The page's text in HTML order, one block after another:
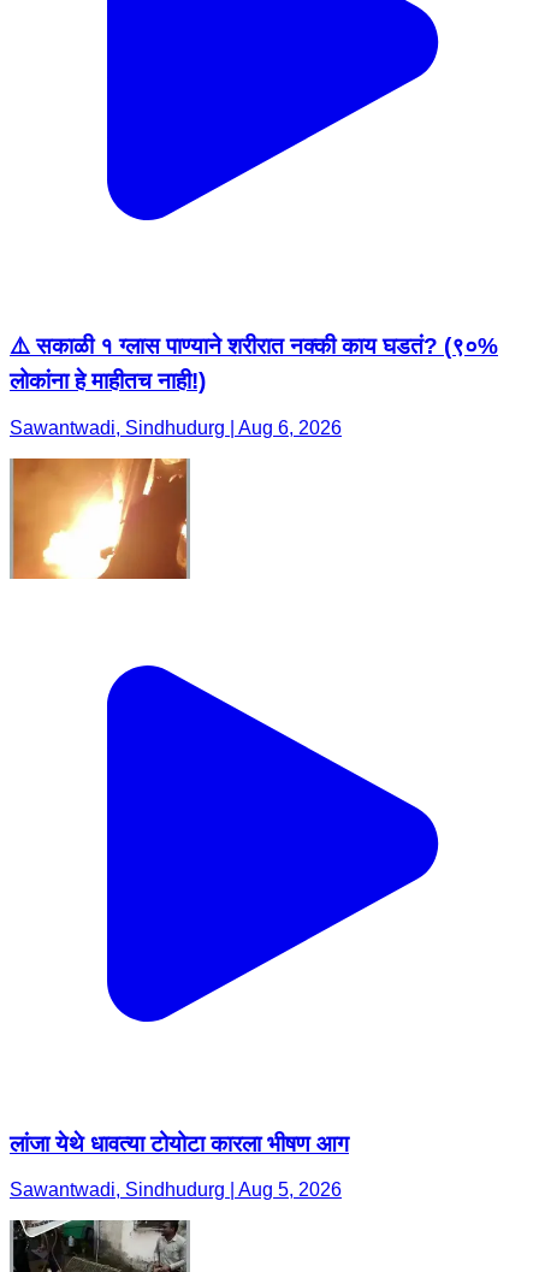
⚠️ सकाळी १ ग्लास पाण्याने शरीरात नक्की काय घडतं? (९०%
लोकांना हे माहीतच नाही!)
Sawantwadi, Sindhudurg | Aug 6, 2026
लांजा येथे धावत्या टोयोटा कारला भीषण आग
Sawantwadi, Sindhudurg | Aug 5, 2026